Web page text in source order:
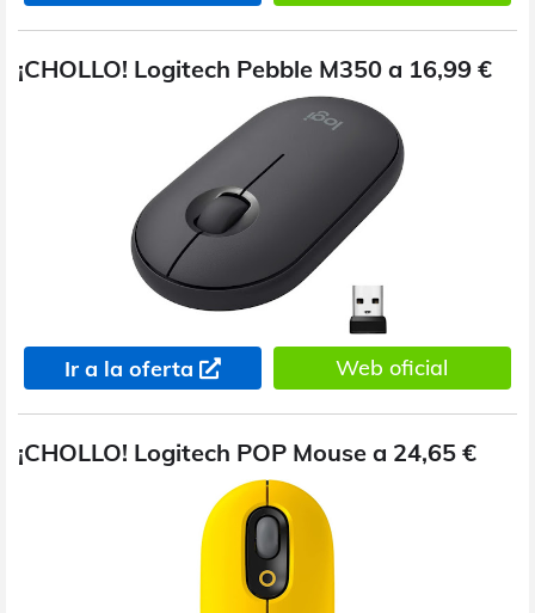
¡CHOLLO! Logitech Pebble M350 a 16,99 €
Ir a la oferta Web oficial
¡CHOLLO! Logitech POP Mouse a 24,65 €